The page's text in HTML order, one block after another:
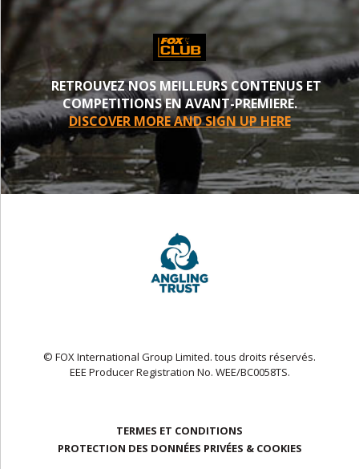
RETROUVEZ NOS MEILLEURS CONTENUS ET
COMPETITIONS EN AVANT-PREMIERE.
DISCOVER MORE AND SIGN UP HERE
© FOX International Group Limited. tous droits réservés.
EEE Producer Registration No. WEE/BC0058TS.
TERMES ET CONDITIONS
PROTECTION DES DONNÉES PRIVÉES & COOKIES